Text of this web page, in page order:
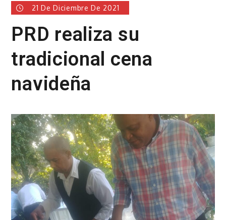
21 De Diciembre De 2021
PRD realiza su
tradicional cena
navideña